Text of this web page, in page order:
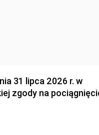
31 lipca 2026 r. w
zgody na